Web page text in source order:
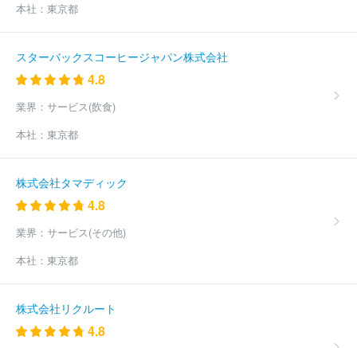
ＩＮＴＥＲＬＩＮＥ株式会社
社丸忠木型製作所
有限会社広和プラスチック
ナルミナス・キャリア株式会社
有限会社やんばる自
然塾
コイト電工株式会社
(1048件)
本社： 東京都
スターバックスコーヒージャパン株式会社
4.8
業界： サービス(飲食)
本社： 東京都
株式会社タマディック
4.8
業界： サービス(その他)
本社： 東京都
株式会社リクルート
4.8